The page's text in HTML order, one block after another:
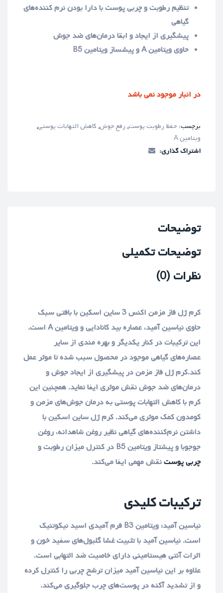
تنظیم رطوبت و چربی پوست با دارا بودن نرم کننده‌های
گیاهی
پیشگیری از ایجاد و ابقا درمان‌های ضد جوش
حاوی ویتامین A و پیشساز ویتامین B5
در انبار موجود نمی باشد
برچسب: حفظ رطوبت پوست, رفع جوش, کاهش التهابات پوستی,
ویتامین A
اشتراک گذاری:
توضیحات
توضیحات تکمیلی
نظرات (0)
کرم ژل فاز مزمن اکنس 3 ساین اسکین با بافتی سبک
حاوی نیاسین آمید، عصاره بید کانادایی و ویتامین A است.
این ترکیبات در کنار یکدیگر و بهره مندی از سایر
عصاره‌های گیاهی موجود در محصول سبب شده تا موثر عمل
کند.کرم ژل فاز مزمن در پیشگیری از ایجاد جوش و
درمان‌های ضد جوش نقش موثری ایفا نماید. همچنین این
کرم با کاهش التهابات پوستی به درمان جوش‌های مزمن و
کومدون کمک موثری می‌کند. کرم ژل ساین اسکین با
داشتن نرم‌کننده‌های گیاهی نظیر روغن شاهدانه، روغن
جوجوبا و پیشتاز ویتامین B5 در کنترل میزان رطوبت و
چربی پوستنقش مهمی ایفا می‌کند.
ترکیبات کلیدی
نیاسین آمید: ویتامین B3 فرم آمیدی اسید نیکوتنیک
است. نیاسین آمید با تثبیت غشا گلبول‌های سفید خون و
اثرات آنتی هیستامینی دارای خاصیت ضد التهابی است.
علاوه بر این نیاسین آمید میزان ترشح چربی را کنترل کرده
و از تشدید آکنه در پوست‌های چرب جلوگیری می‌کند.